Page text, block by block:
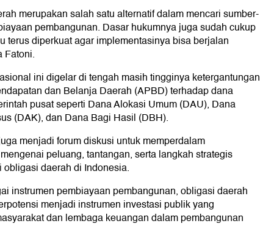
merupakan salah satu alternatif dalam mencari sumber-
pembangunan. Dasar hukumnya juga sudah cukup
terus diperkuat agar implementasinya bisa berjalan
Fatoni.
ini digelar di tengah masih tingginya ketergantungan
dan Belanja Daerah (APBD) terhadap dana
pusat seperti Dana Alokasi Umum (DAU), Dana
(DAK), dan Dana Bagi Hasil (DBH).
menjadi forum diskusi untuk memperdalam
peluang, tantangan, serta langkah strategis
obligasi daerah di Indonesia.
instrumen pembiayaan pembangunan, obligasi daerah
menjadi instrumen investasi publik yang
dan lembaga keuangan dalam pembangunan